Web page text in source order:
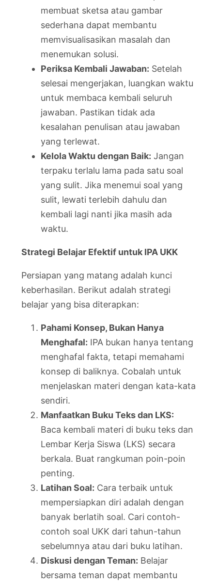
membuat sketsa atau gambar
sederhana dapat membantu
memvisualisasikan masalah dan
menemukan solusi.
Periksa Kembali Jawaban: Setelah
selesai mengerjakan, luangkan waktu
untuk membaca kembali seluruh
jawaban. Pastikan tidak ada
kesalahan penulisan atau jawaban
yang terlewat.
Kelola Waktu dengan Baik: Jangan
terpaku terlalu lama pada satu soal
yang sulit. Jika menemui soal yang
sulit, lewati terlebih dahulu dan
kembali lagi nanti jika masih ada
waktu.
Strategi Belajar Efektif untuk IPA UKK
Persiapan yang matang adalah kunci
keberhasilan. Berikut adalah strategi
belajar yang bisa diterapkan:
Pahami Konsep, Bukan Hanya
Menghafal: IPA bukan hanya tentang
menghafal fakta, tetapi memahami
konsep di baliknya. Cobalah untuk
menjelaskan materi dengan kata-kata
sendiri.
Manfaatkan Buku Teks dan LKS:
Baca kembali materi di buku teks dan
Lembar Kerja Siswa (LKS) secara
berkala. Buat rangkuman poin-poin
penting.
Latihan Soal: Cara terbaik untuk
mempersiapkan diri adalah dengan
banyak berlatih soal. Cari contoh-
contoh soal UKK dari tahun-tahun
sebelumnya atau dari buku latihan.
Diskusi dengan Teman: Belajar
bersama teman dapat membantu